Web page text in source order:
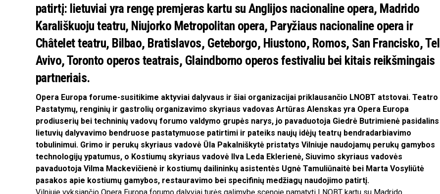
patirtį: lietuviai yra rengę premjeras kartu su Anglijos nacionaline opera, Madrido
Karališkuoju teatru, Niujorko Metropolitan opera, Paryžiaus nacionaline opera ir
Châtelet teatru, Bilbao, Bratislavos, Geteborgo, Hiustono, Romos, San Francisko, Tel
Avivo, Toronto operos teatrais, Glaindborno operos festivaliu bei kitais reikšmingais
partneriais.
Opera Europa forume-susitikime aktyviai dalyvaus ir šiai organizacijai priklausančio LNOBT atstovai. Teatro
Pastatymų, renginių ir gastrolių organizavimo skyriaus vadovas Artūras Alenskas yra Opera Europa
prodiuserių bei techninių vadovų forumo valdymo grupės narys, jo pavaduotoja Giedrė Butrimienė pasidalins
lietuvių dalyvavimo bendruose pastatymuose patirtimi ir pateiks naujų idėjų teatrų bendradarbiavimo
tobulinimui. Grimo ir perukų skyriaus vadovė Ūla Pakalniškytė pristatys Vilniuje naudojamų perukų gamybos
technologijų ypatumus, o Kostiumų skyriaus vadovė Ilva Leda Eklerienė, Siuvimo skyriaus vadovės
pavaduotoja Vilma Mackevičienė ir kostiumų dailininkų asistentės Ugnė Tamuliūnaitė bei Marta Vosyliūtė
pasakos apie kostiumų gamybos, restauravimo bei specifinių medžiagų naudojimo patirtį.
Vilniuje vyksiančio Opera Europa forumo dalyviai turės galimybę scenoje pamatyti LNOBT kartu su Madrido